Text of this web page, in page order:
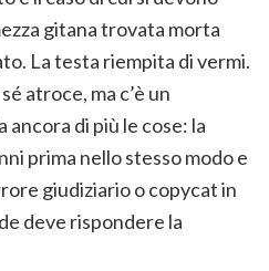
gitana trovata morta
La testa riempita di vermi.
atroce, ma c’è un
di più le cose: la
prima nello stesso modo e
giudiziario o copycat in
deve rispondere la